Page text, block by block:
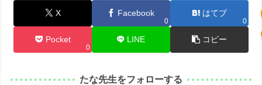
X Facebook
0
はてブ
0
Pocket
0
LINE コピー
たな先生をフォローする